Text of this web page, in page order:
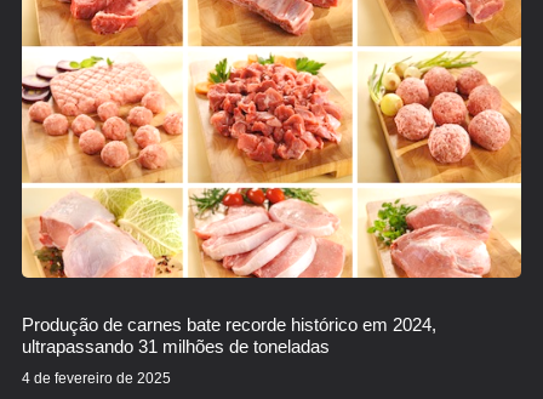
Produção de carnes bate recorde histórico em 2024,
ultrapassando 31 milhões de toneladas
4 de fevereiro de 2025